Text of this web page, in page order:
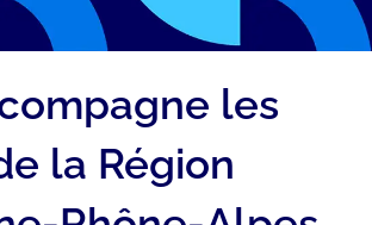
les
la Région